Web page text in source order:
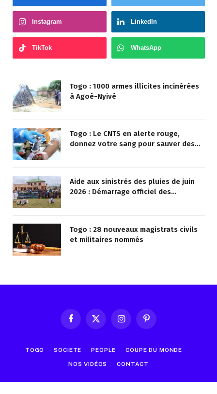
Instagram LinkedIn
TikTok WhatsApp
Togo : 1000 armes illicites incinérées
à Agoè-Nyivé
Togo : Le CNTS en alerte rouge,
donnez votre sang pour sauver des
Aide aux sinistrés des pluies de juin
2026 : Démarrage officiel des
Togo : 28 nouveaux magistrats civils
et militaires nommés
FacebookX
InstagramPinterest
TOGO SOCIETE PEOPLE COUPE DU MONDE
NOS VIDÉOS CONTACT